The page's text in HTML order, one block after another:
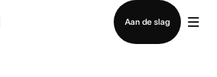
Aan de slag
opnemen met verkoop